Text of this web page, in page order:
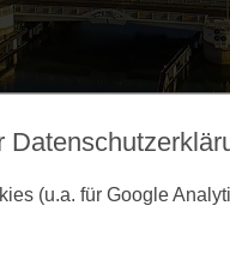
(u.a. für Google